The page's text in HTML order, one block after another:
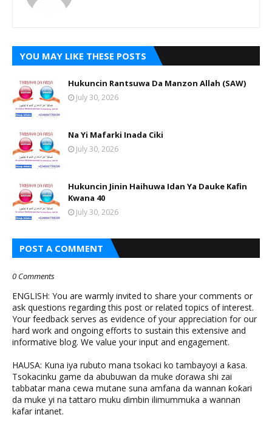
YOU MAY LIKE THESE POSTS
Hukuncin Rantsuwa Da Manzon Allah (SAW)
July 30, 2026
Na Yi Mafarki Inada Ciki
July 30, 2026
Hukuncin Jinin Haihuwa Idan Ya Dauke Kafin
Kwana 40
July 30, 2026
POST A COMMENT
0 Comments
ENGLISH: You are warmly invited to share your comments or
ask questions regarding this post or related topics of interest.
Your feedback serves as evidence of your appreciation for our
hard work and ongoing efforts to sustain this extensive and
informative blog. We value your input and engagement.
HAUSA: Kuna iya rubuto mana tsokaci ko tambayoyi a ƙasa.
Tsokacinku game da abubuwan da muke ɗorawa shi zai
tabbatar mana cewa mutane suna amfana da wannan ƙoƙari
da muke yi na tattaro muku ɗimbin ilimummuka a wannan
kafar intanet.